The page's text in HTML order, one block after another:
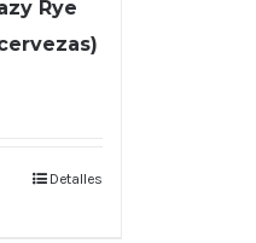
Rye
Detalles